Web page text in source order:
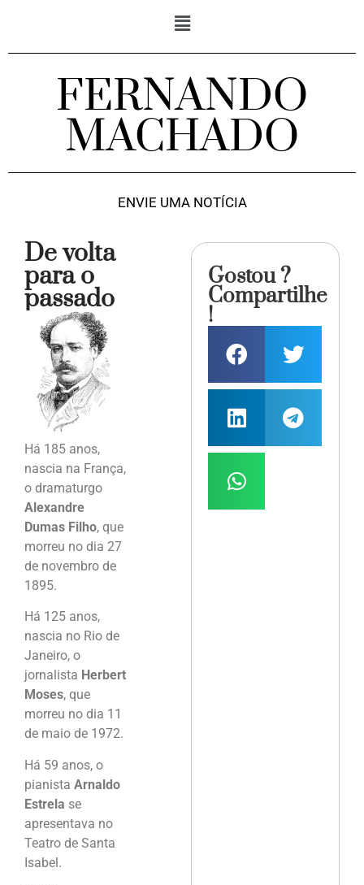
FERNANDO
MACHADO
ENVIE UMA NOTÍCIA
De volta
para o
passado
Há 185 anos,
nascia na França,
o dramaturgo
Alexandre
Dumas Filho, que
morreu no dia 27
de novembro de
1895.
Há 125 anos,
nascia no Rio de
Janeiro, o
jornalista Herbert
Moses, que
morreu no dia 11
de maio de 1972.
Há 59 anos, o
pianista Arnaldo
Estrela se
apresentava no
Teatro de Santa
Isabel.
Gostou ?
Compartilhe
!